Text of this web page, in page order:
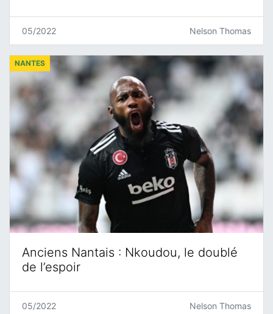
05/2022 Nelson Thomas
Anciens Nantais : Nkoudou, le doublé
de l’espoir
NANTES
05/2022 Nelson Thomas